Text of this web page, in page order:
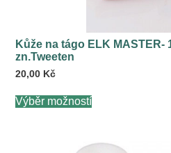
Kůže na tágo ELK
zn.Tweeten
20,00 Kč
Výběr možností